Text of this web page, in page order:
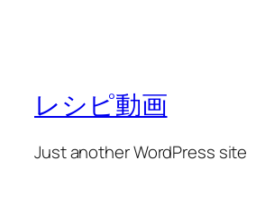
レシピ動画
Just another WordPress site